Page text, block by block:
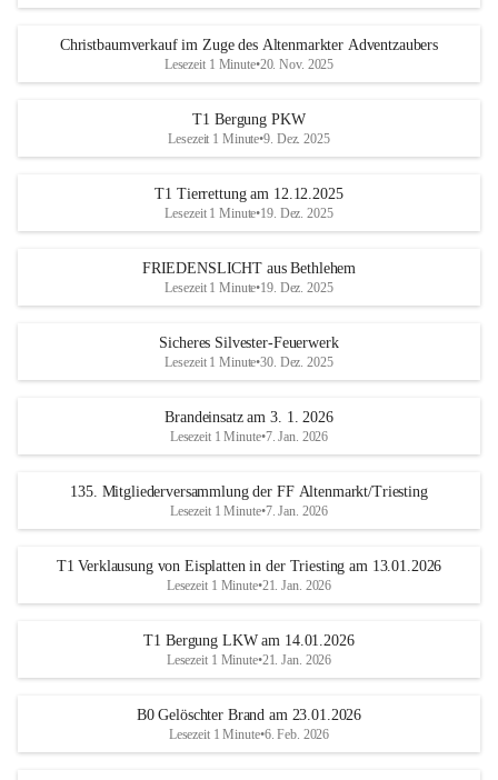
Christbaumverkauf im Zuge des Altenmarkter Adventzaubers
Lesezeit 1 Minute•20. Nov. 2025
T1 Bergung PKW
Lesezeit 1 Minute•9. Dez. 2025
T1 Tierrettung am 12.12.2025
Lesezeit 1 Minute•19. Dez. 2025
FRIEDENSLICHT aus Bethlehem
Lesezeit 1 Minute•19. Dez. 2025
Sicheres Silvester-Feuerwerk
Lesezeit 1 Minute•30. Dez. 2025
Brandeinsatz am 3. 1. 2026
Lesezeit 1 Minute•7. Jan. 2026
135. Mitgliederversammlung der FF Altenmarkt/Triesting
Lesezeit 1 Minute•7. Jan. 2026
T1 Verklausung von Eisplatten in der Triesting am 13.01.2026
Lesezeit 1 Minute•21. Jan. 2026
T1 Bergung LKW am 14.01.2026
Lesezeit 1 Minute•21. Jan. 2026
B0 Gelöschter Brand am 23.01.2026
Lesezeit 1 Minute•6. Feb. 2026